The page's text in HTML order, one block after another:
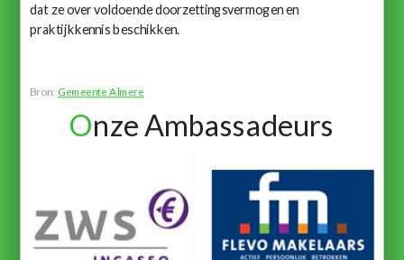
dat ze over voldoende doorzettingsvermogen en
praktijkkennis beschikken.
Bron: Gemeente Almere
Onze Ambassadeurs